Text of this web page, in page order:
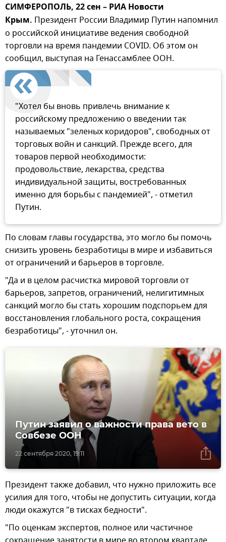
СИМФЕРОПОЛЬ, 22 сен – РИА Новости
Крым. Президент России Владимир Путин напомнил
о российской инициативе ведения свободной
торговли на время пандемии COVID. Об этом он
сообщил, выступая на Генассамблее ООН.
"Хотел бы вновь привлечь внимание к
российскому предложению о введении так
называемых "зеленых коридоров", свободных от
торговых войн и санкций. Прежде всего, для
товаров первой необходимости:
продовольствие, лекарства, средства
индивидуальной защиты, востребованных
именно для борьбы с пандемией", - отметил
Путин.
По словам главы государства, это могло бы помочь
снизить уровень безработицы в мире и избавиться
от ограничений и барьеров в торговле.
"Да и в целом расчистка мировой торговли от
барьеров, запретов, ограничений, нелигитимных
санкций могло бы стать хорошим подспорьем для
восстановления глобального роста, сокращения
безработицы", - уточнил он.
22 сентября 2020, 19:11
Путин заявил о важности права вето в
Совбезе ООН
Президент также добавил, что нужно приложить все
усилия для того, чтобы не допустить ситуации, когда
люди окажутся "в тисках бедности".
"По оценкам экспертов, полное или частичное